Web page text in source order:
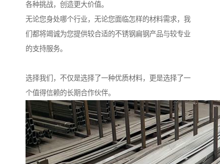
各种挑战，创造更大价值。
无论您身处哪个行业，无论您面临怎样的材料需求，我
们都将竭诚为您提供较合适的不锈钢扁钢产品与较专业
的支持服务。
选择我们，不仅是选择了一种优质材料，更是选择了一
个值得信赖的长期合作伙伴。